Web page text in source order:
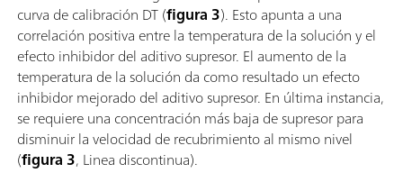
curva de calibración DT (figura 3). Esto apunta a una
correlación positiva entre la temperatura de la solución y el
efecto inhibidor del aditivo supresor. El aumento de la
temperatura de la solución da como resultado un efecto
inhibidor mejorado del aditivo supresor. En última instancia,
se requiere una concentración más baja de supresor para
disminuir la velocidad de recubrimiento al mismo nivel
(figura 3, Linea discontinua).